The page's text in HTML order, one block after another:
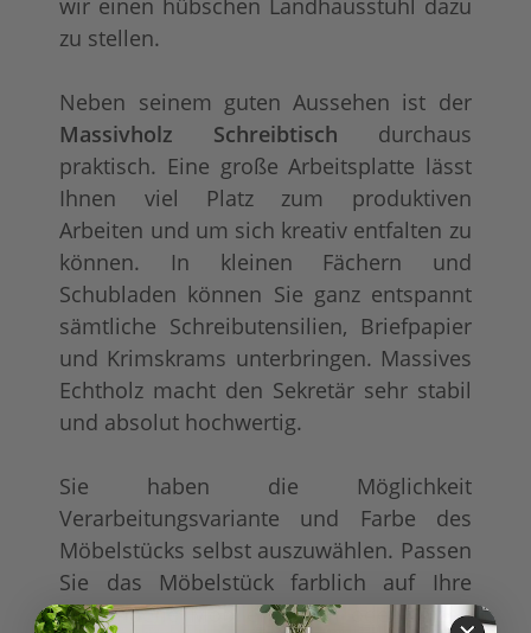
wir einen hübschen Landhausstuhl dazu
zu stellen.
Neben seinem guten Aussehen ist der
Massivholz Schreibtisch durchaus
praktisch. Eine große Arbeitsplatte lässt
Ihnen viel Platz zum produktiven
Arbeiten und um sich kreativ entfalten zu
können. In kleinen Fächern und
Schubladen können Sie ganz entspannt
sämtliche Schreibutensilien, Briefpapier
und Krimskrams unterbringen. Massives
Echtholz macht den Sekretär sehr stabil
und absolut hochwertig.
Sie haben die Möglichkeit
Verarbeitungsvariante und Farbe des
Möbelstücks selbst auszuwählen. Passen
Sie das Möbelstück farblich auf Ihre
vorhandene Möblierung an oder setzen